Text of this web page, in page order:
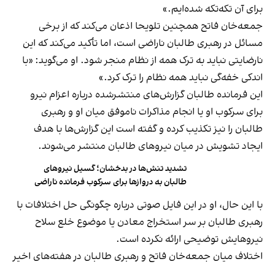
برای آن تکه‌تکه شده‌ایم.»
جمعه‌خان فاتح همچنین تلویحا اذعان می‌کند که از برخی
مسائل در رهبری طالبان ناراضی است، اما تأکید می‌کند که این
نارضایتی نباید به ترک همه از نظام منجر شود. او می‌گوید: «با
اندکی خفه‌گی نباید همه نظام را ترک کرد.»
این فرمانده طالبان گزارش‌های منتشرشده درباره اعزام نیرو
برای سرکوب او یا انجام مذاکرات ناموفق میان او و رهبری
طالبان را نیز تکذیب کرده و گفته است این گزارش‌ها با هدف
ایجاد تشویش در میان نیروهای طالبان منتشر می‌شوند.
تشدید تنش‌ها در بدخشان؛ گسیل نیروهای
طالبان به دروازها برای سرکوب فرمانده ناراضی
با این حال، او در این فایل صوتی درباره چگونگی حل اختلافات با
رهبری طالبان بر سر استخراج معادن یا موضوع خلع سلاح
نیروهایش توضیحی ارائه نکرده است.
اختلاف میان جمعه‌خان فاتح و رهبری طالبان در هفته‌های اخیر